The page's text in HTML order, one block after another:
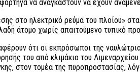
να αναγκαστούν να έχουν
στο ηλεκτρικό ρεύμα του πλοίου»
άτομο χωρίς απαιτούμενο τυπικό
ότι οι εκπρόσωποι της
του από κλιμάκιο του
στον τομέα της πυροπροστασίας,